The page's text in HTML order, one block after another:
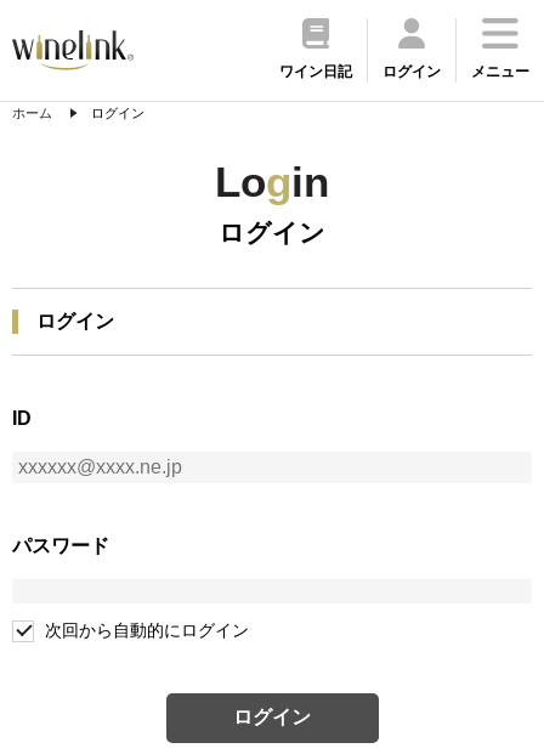
ワイン日記 ログイン メニュー
ホーム ログイン
Login
ログイン
ログイン
ID
パスワード
次回から自動的にログイン
ログイン